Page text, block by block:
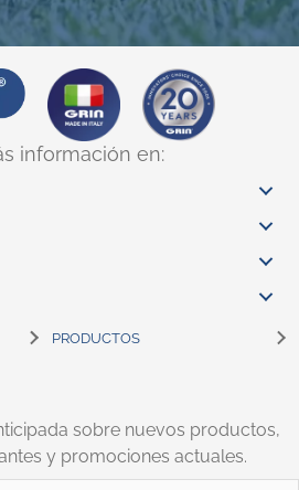
información en:
PRODUCTOS
sobre nuevos productos,
y promociones actuales.